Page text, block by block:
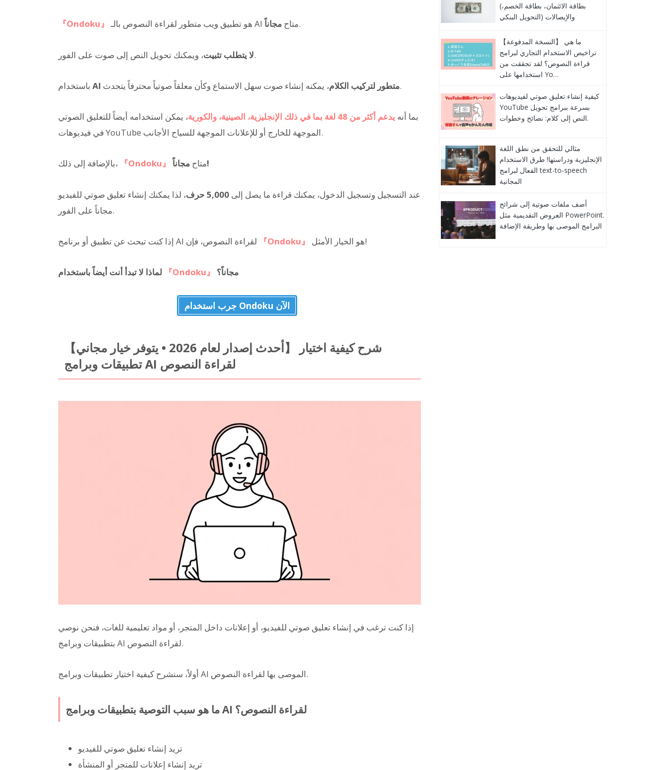
『Ondoku』 هو تطبيق ويب متطور لقراءة النصوص بالـ AI متاح مجاناً .
لا يتطلب تثبيت، ويمكنك تحويل النص إلى صوت على الفور.
AI متطور لتركيب الكلام، يمكنه إنشاء صوت سهل الاستماع وكأن معلقاً صوتياً محترفاً يتحدث.
بما أنه يدعم أكثر من 48 لغة بما في ذلك الإنجليزية، الصينية، والكورية
، يمكن استخدامه أيضاً للتعليق الصوتي
في فيديوهات YouTube الموجهة للخارج أو للإعلانات الموجهة للسياح الأجانب.
بالإضافة إلى ذلك، 『Ondoku』 متاحمجاناً!
عند التسجيل وتسجيل الدخول، يمكنك قراءة ما يصل إلى 5,000 حرف
، لذا يمكنك إنشاء تعليق صوتي للفيديو
مجاناً على الفور.
『Ondoku』 هو الخيار الأمثل!
『Ondoku』 مجاناً؟
جرب استخدام Ondoku الآن
【أحدث إصدار لعام 2026 • يتوفر خيار مجاني】 شرح كيفية اختيار
تطبيقات وبرامج AI لقراءة النصوص
إذا كنت ترغب في إنشاء تعليق صوتي للفيديو، أو إعلانات داخل المتجر، أو مواد تعليمية للغات، فنحن نوصي
بتطبيقات وبرامج AI لقراءة النصوص.
أولاً، سنشرح كيفية اختيار تطبيقات وبرامج AI الموصى بها لقراءة النصوص.
ما هو سبب التوصية بتطبيقات وبرامج AI لقراءة النصوص؟
تريد إنشاء تعليق صوتي للفيديو
تريد إنشاء إعلانات للمتجر أو المنشأة
(بطاقة الائتمان، بطاقة الخصم،
التحويل البنكي) والإيصالات
【النسخة المدفوعة】 ما هي
تراخيص الاستخدام التجاري لبرامج
قراءة النصوص؟ لقد تحققت من
استخدامها على Yo…
كيفية إنشاء تعليق صوتي لفيديوهات
YouTube بسرعة ببرامج تحويل
النص إلى كلام: نصائح وخطوات.
مثالي للتحقق من نطق اللغة
الإنجليزية ودراستها! طرق الاستخدام
الفعال لبرامج text-to-speech
المجانية
أضف ملفات صوتية إلى شرائح
العروض التقديمية مثل PowerPoint.
البرامج الموصى بها وطريقة الإضافة